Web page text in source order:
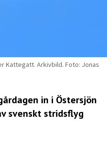
Kattegatt. Arkivbild. Foto: Jonas
in i Östersjön
svenskt stridsflyg